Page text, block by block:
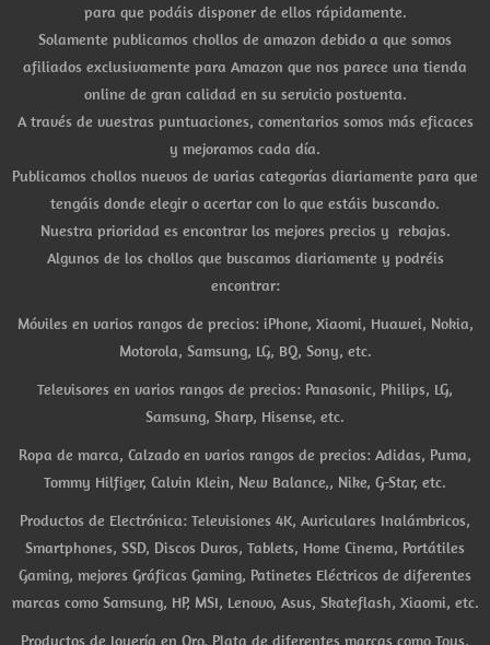
para que podáis disponer de ellos rápidamente.
Solamente publicamos chollos de amazon debido a que somos
afiliados exclusivamente para Amazon que nos parece una tienda
online de gran calidad en su servicio postventa.
A través de vuestras puntuaciones, comentarios somos más eficaces
y mejoramos cada día.
Publicamos chollos nuevos de varias categorías diariamente para que
tengáis donde elegir o acertar con lo que estáis buscando.
Nuestra prioridad es encontrar los mejores precios y rebajas.
Algunos de los chollos que buscamos diariamente y podréis
encontrar:
Móviles en varios rangos de precios: iPhone, Xiaomi, Huawei, Nokia,
Motorola, Samsung, LG, BQ, Sony, etc.
Televisores en varios rangos de precios: Panasonic, Philips, LG,
Samsung, Sharp, Hisense, etc.
Ropa de marca, Calzado en varios rangos de precios: Adidas, Puma,
Tommy Hilfiger, Calvin Klein, New Balance,, Nike, G-Star, etc.
Productos de Electrónica: Televisiones 4K, Auriculares Inalámbricos,
Smartphones, SSD, Discos Duros, Tablets, Home Cinema, Portátiles
Gaming, mejores Gráficas Gaming, Patinetes Eléctricos de diferentes
marcas como Samsung, HP, MSI, Lenovo, Asus, Skateflash, Xiaomi, etc.
Productos de Joyería en Oro, Plata de diferentes marcas como Tous,